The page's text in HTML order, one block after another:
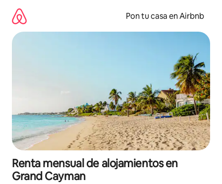
contenido
Pon tu casa en Airbnb
Renta mensual de alojamientos en
Grand Cayman